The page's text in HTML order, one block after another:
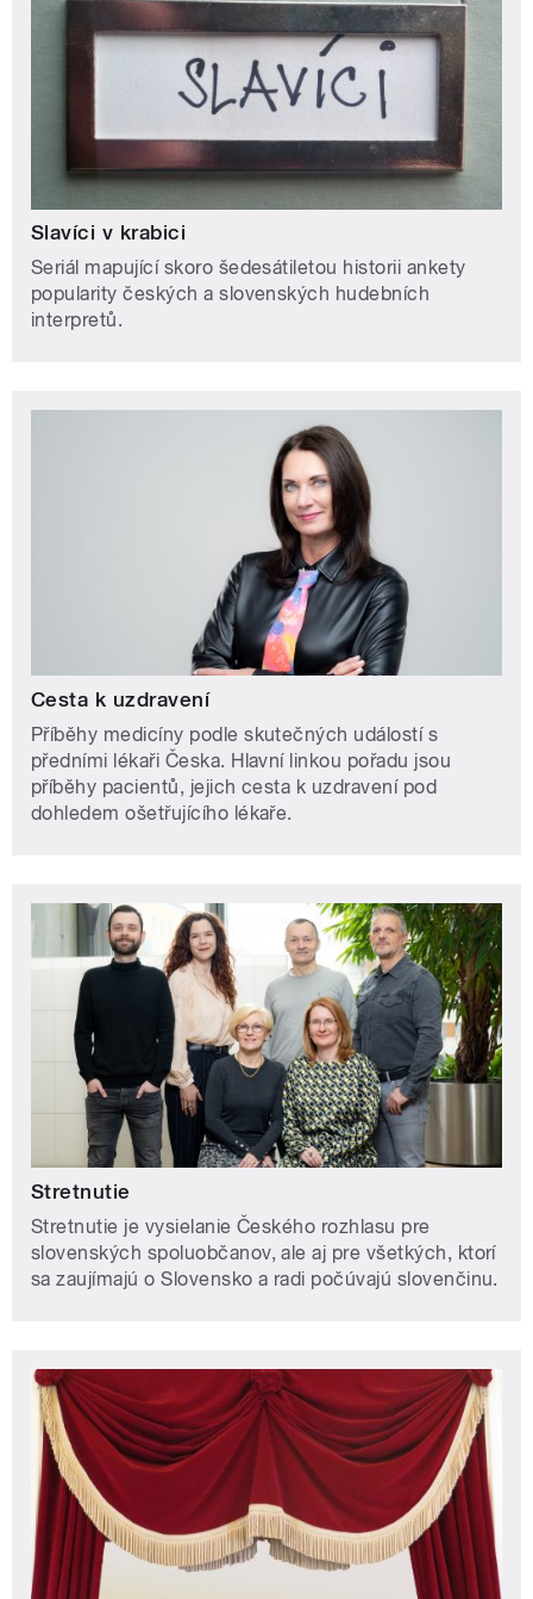
Slavíci v krabici
Seriál mapující skoro šedesátiletou historii ankety
popularity českých a slovenských hudebních
interpretů.
Cesta k uzdravení
Příběhy medicíny podle skutečných událostí s
předními lékaři Česka. Hlavní linkou pořadu jsou
příběhy pacientů, jejich cesta k uzdravení pod
dohledem ošetřujícího lékaře.
Stretnutie
Stretnutie je vysielanie Českého rozhlasu pre
slovenských spoluobčanov, ale aj pre všetkých, ktorí
sa zaujímajú o Slovensko a radi počúvajú slovenčinu.